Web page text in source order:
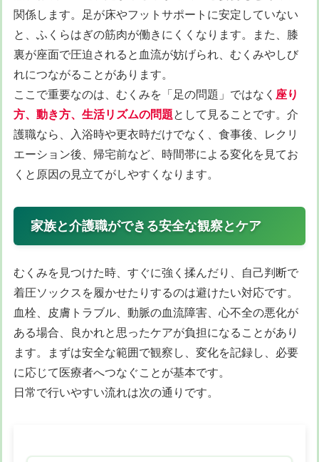
関係します。足が床やフットサポートに安定していない
と、ふくらはぎの筋肉が働きにくくなります。また、膝
裏が座面で圧迫されると血流が妨げられ、むくみやしび
れにつながることがあります。
ここで重要なのは、むくみを「足の問題」ではなく 座り
方、動き方、生活リズムの問題として見ることです。介
護職なら、入浴時や更衣時だけでなく、食事後、レクリ
エーション後、帰宅前など、時間帯による変化を見てお
くと原因の見立てがしやすくなります。
家族と介護職ができる安全な観察とケア
むくみを見つけた時、すぐに強く揉んだり、自己判断で
着圧ソックスを履かせたりするのは避けたい対応です。
血栓、皮膚トラブル、動脈の血流障害、心不全の悪化が
ある場合、良かれと思ったケアが負担になることがあり
ます。まずは安全な範囲で観察し、変化を記録し、必要
に応じて医療者へつなぐことが基本です。
日常で行いやすい流れは次の通りです。